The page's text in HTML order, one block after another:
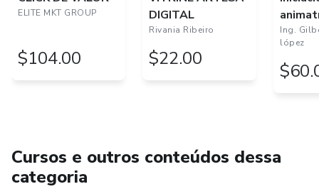
ELITE MKT GROUP
$104.00
DIGITAL
Rivania Ribeiro
$22.00
Ing.
lópez
Cursos e outros conteúdos dessa
categoria